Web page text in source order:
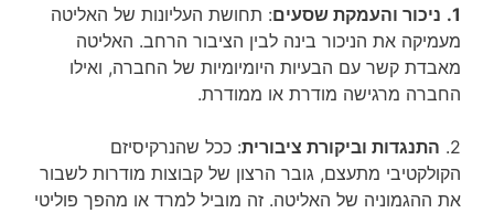
1. ניכור והעמקת שסעים: תחושת העליונות של האליטה
מעמיקה את הניכור בינה לבין הציבור הרחב. האליטה
מאבדת קשר עם הבעיות היומיומיות של החברה, ואילו
החברה מרגישה מודרת או ממודרת.
2. התנגדות וביקורת ציבורית: ככל שהנרקיסיזם
הקולקטיבי מתעצם, גובר הרצון של קבוצות מודרות לשבור
את ההגמוניה של האליטה. זה מוביל למרד או מהפך פוליטי